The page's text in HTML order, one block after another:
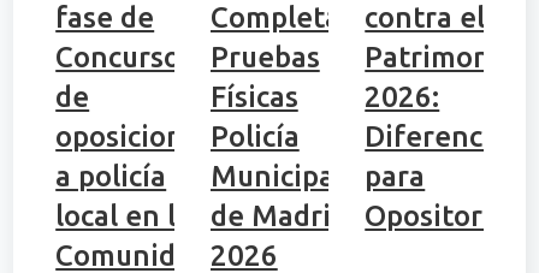
fase de
Concurso
de
oposiciones
a policía
local en la
Comunidad
Completa:
Pruebas
Físicas
Policía
Municipal
de Madrid
2026
contra el
Patrimonio
2026:
Diferencias
para
Opositores